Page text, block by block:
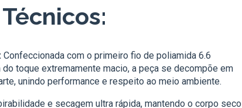
Confeccionada com o primeiro fio de poliamida 6.6
toque extremamente macio, a peça se decompõe em
unindo performance e respeito ao meio ambiente.
e secagem ultra rápida, mantendo o corpo seco